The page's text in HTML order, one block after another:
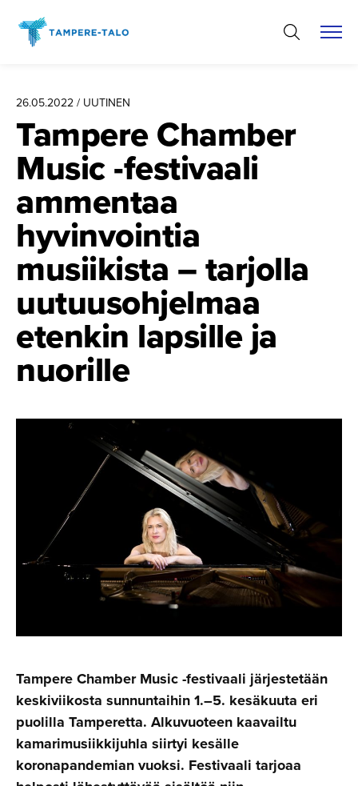
sisältöön
26.05.2022 / UUTINEN
Tampere Chamber
Music -festivaali
ammentaa
hyvinvointia
musiikista – tarjolla
uutuusoh­jelmaa
etenkin lapsille ja
nuorille
Tampere Chamber Music -festivaali järjestetään
keskiviikosta sunnuntaihin 1.–5. kesäkuuta eri
puolilla Tamperetta. Alkuvuoteen kaavailtu
kamarimusiikkijuhla siirtyi kesälle
koronapandemian vuoksi. Festivaali tarjoaa